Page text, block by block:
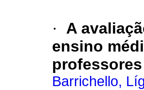
·
A
ensino
professores
Barrichello,